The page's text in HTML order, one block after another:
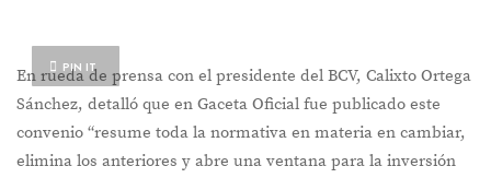
PIN IT
En rueda de prensa con el presidente del BCV, Calixto Ortega
Sánchez, detalló que en Gaceta Oficial fue publicado este
convenio “resume toda la normativa en materia en cambiar,
elimina los anteriores y abre una ventana para la inversión